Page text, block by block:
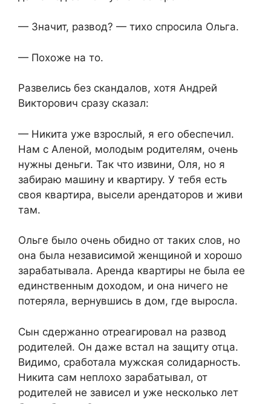
— Значит, развод? — тихо спросила Ольга.
— Похоже на то.
Развелись без скандалов, хотя Андрей
Викторович сразу сказал:
— Никита уже взрослый, я его обеспечил.
Нам с Аленой, молодым родителям, очень
нужны деньги. Так что извини, Оля, но я
забираю машину и квартиру. У тебя есть
своя квартира, высели арендаторов и живи
там.
Ольге было очень обидно от таких слов, но
она была независимой женщиной и хорошо
зарабатывала. Аренда квартиры не была ее
единственным доходом, и она ничего не
потеряла, вернувшись в дом, где выросла.
Сын сдержанно отреагировал на развод
родителей. Он даже встал на защиту отца.
Видимо, сработала мужская солидарность.
Никита сам неплохо зарабатывал, от
родителей не зависел и уже несколько лет